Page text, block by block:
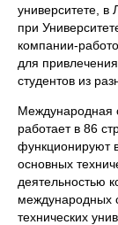
университете, в
при
компании-
для
студентов из
Международная
работает в 86
функционируют
основных
деятельностью
международных
технических